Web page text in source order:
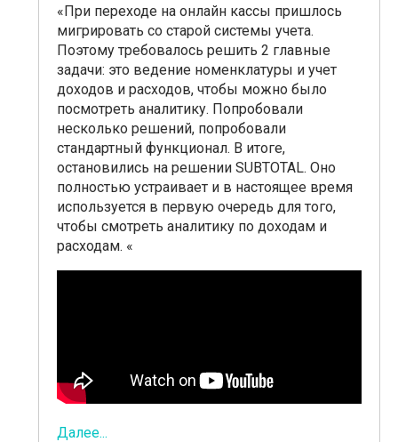
«При переходе на онлайн кассы пришлось
мигрировать со старойсистемы учета.
Поэтому требовалось решить 2 главные
задачи: это ведение номенклатуры и учет
доходов и расходов, чтобы можно было
посмотреть аналитику. Попробовали
несколько решений, попробовали
стандартный функционал. В итоге,
остановились на решении SUBTOTAL. Оно
полностью устраивает и в настоящее время
используется в первую очередь для того,
чтобы смотреть аналитику по доходам и
расходам. «
Далее...